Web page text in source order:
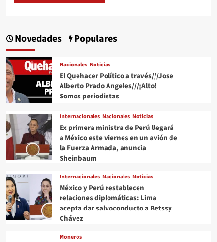
Novedades Populares
Nacionales Noticias
El Quehacer Político a través///Jose
Alberto Prado Angeles///¡Alto!
Somos periodistas
Internacionales Nacionales Noticias
Ex primera ministra de Perú llegará
a México este viernes en un avión de
la Fuerza Armada, anuncia
Sheinbaum
Internacionales Nacionales Noticias
México y Perú restablecen
relaciones diplomáticas: Lima
acepta dar salvoconducto a Betssy
Chávez
Moneros